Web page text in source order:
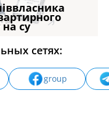
су
«СУДОВОЇ
АБО ПР
сетях:
group